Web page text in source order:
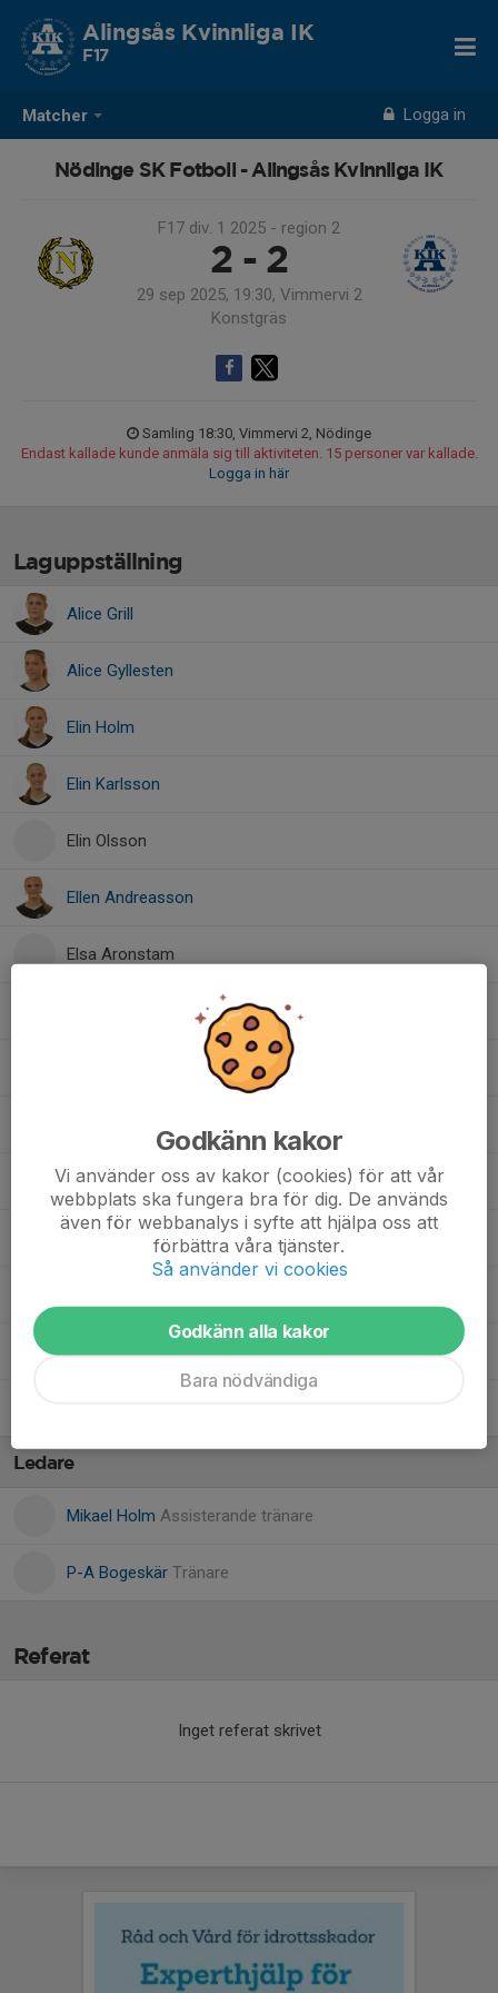
Matcher Logga in
Alingsås Kvinnliga IK
F17
Nödinge SK Fotboll - Alingsås Kvinnliga IK
F17 div. 1 2025 - region 2
2 - 2
29 sep 2025, 19:30, Vimmervi 2
Konstgräs
Samling 18:30, Vimmervi 2, Nödinge
Endast kallade kunde anmäla sig till aktiviteten. 15 personer var kallade.
Logga in här
Laguppställning
Alice Grill
Alice Gyllesten
Elin Holm
Elin Karlsson
Elin Olsson
Ellen Andreasson
Elsa Aronstam
Lova Henström
Majken Dalén
Olivia Karnstedt
Ledare
Mikael Holm Assisterande tränare
P-A Bogeskär Tränare
Referat
Inget referat skrivet
Godkänn kakor
Vi använder oss av kakor (cookies) för att vår
webbplats ska fungera bra för dig. De används
även för webbanalys i syfte att hjälpa oss att
förbättra våra tjänster.
Så använder vi cookies
Godkänn alla kakor
Bara nödvändiga